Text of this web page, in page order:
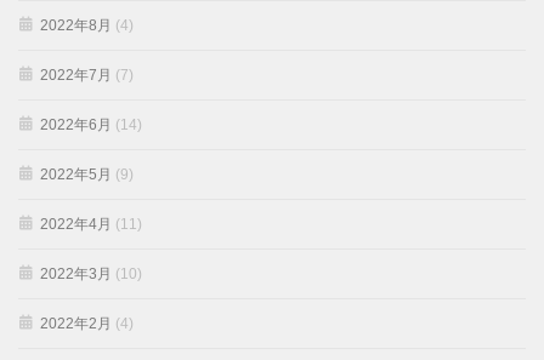
2022年8月 (4)
2022年7月 (7)
2022年6月 (14)
2022年5月 (9)
2022年4月 (11)
2022年3月 (10)
2022年2月 (4)